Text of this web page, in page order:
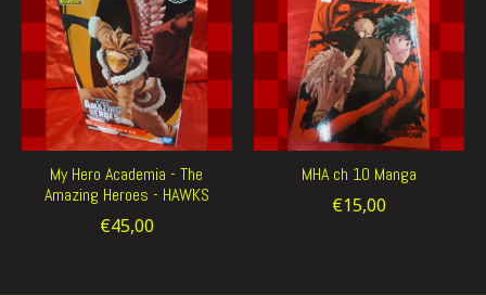
My Hero Academia - The
Amazing Heroes - HAWKS
€45,00
MHA ch 10 Manga
€15,00